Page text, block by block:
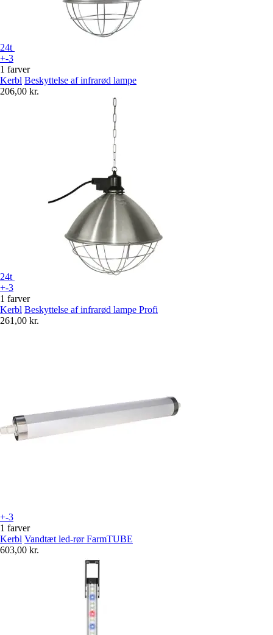
24t
+-3
1 farver
Kerbl Beskyttelse af infrarød lampe
206,00 kr.
24t
+-3
1 farver
Kerbl Beskyttelse af infrarød lampe Profi
261,00 kr.
+-3
1 farver
Kerbl Vandtæt led-rør FarmTUBE
603,00 kr.